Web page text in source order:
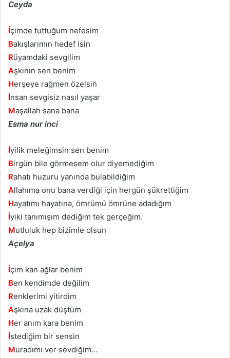
Ceyda
İçimde tuttuğum nefesim
Bakışlarımın hedef isin
Rüyamdaki sevgilim
Aşkının sen benim
Herşeye rağmen özelsin
İnsan sevgisiz nasıl yaşar
Maşallah sana bana
Esma nur inci
İyilik meleğimsin sen benim
Birgün bile görmesem olur diyemediğim
Rahatı huzuru yanında bulabildiğim
Allahıma onu bana verdiği için hergün şükrettiğim
Hayatımı hayatına, ömrümü ömrüne adadığım
İyiki tanımışım dediğim tek gerçeğim.
Mutluluk hep bizimle olsun
Açelya
İçim kan ağlar benim
Ben kendimde değilim
Renklerimi yitirdim
Aşkına uzak düştüm
Her anım kara benim
İstediğim bir sensin
Muradımı ver sevdiğim…